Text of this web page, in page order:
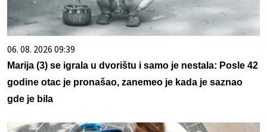
06. 08. 2026 09:39
Marija (3) se igrala u dvorištu i samo je nestala: Posle 42
godine otac je pronašao, zanemeo je kada je saznao
gde je bila